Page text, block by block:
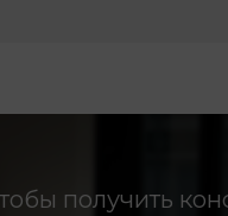
получить